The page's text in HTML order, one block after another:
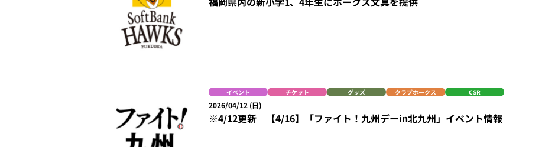
イベント チケット グッズ クラブホークス CSR
2026/04/12 (日)
※4/12更新 【4/16】「ファイト！九州デーin北九州」イベント情報